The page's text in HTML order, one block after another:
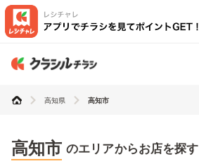
高知県 高知市
高知市 のエリアからお店を探す